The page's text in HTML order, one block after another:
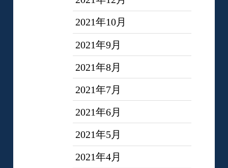
2021年10月
2021年9月
2021年8月
2021年7月
2021年6月
2021年5月
2021年4月